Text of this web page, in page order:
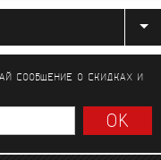
СООБЩЕНИЕО СКИДКАХ И